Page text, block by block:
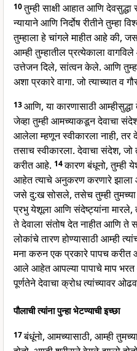
10तुम्ही साक्षी आहात आणि देवसुद्धा
न्यायाने आणि निर्दोष रीतीने तुम्हा
तुम्हाला हे चांगले माहीत आहे की,
आम्ही तुम्हातील प्रत्येकाला
उत्तेजन दिले, सांत्वन केले. आणि
अशा प्रकारे वागा. जो त्याच्यात व
13आणि, या कारणासाठी
जेव्हा तुम्ही आमच्याकडून देवाचा
आलेला म्हणून स्वीकारला नाही, तर
तसाच स्वीकारला. देवाचा संदेश, जो
करीत आहे. 14कारण बंधूनो, तुम्ही
आहेत त्याचे अनुकरण करणारे झाला
जसे दु:ख सोसले, तसेच तुम्ही
प्रभु येशूला आणि संदेष्ट्यांना मारले,
ते देवाला संतोष देत नाहीत आणि ते
लोकांचे तारण होण्यासाठी आम्ही
मना करुन एक प्रकारे पापच करीत
आले आहेत आपल्या पापाचे माप
पूर्णतेने देवाचा क्रोध त्यांच्यावर
पौलाची त्यांना पुन्हा भेटण्याची इच्छा
17बंधूंनो, आमच्यासाठी, आम्ही